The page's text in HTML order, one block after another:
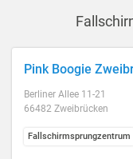
Pink Boogie
Berliner Allee 11-21
66482 Zweibrücken
Fallschirmsprungzentrum